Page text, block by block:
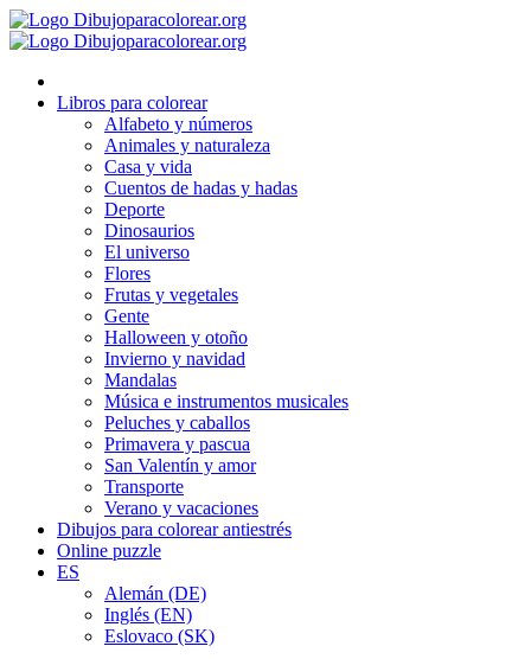
Ir
al
Libros para colorear
Alfabeto y números
Animales y naturaleza
Casa y vida
Cuentos de hadas y hadas
Deporte
Dinosaurios
El universo
Flores
Frutas y vegetales
Gente
Halloween y otoño
Invierno y navidad
Mandalas
Música e instrumentos musicales
Peluches y caballos
Primavera y pascua
San Valentín y amor
Transporte
Verano y vacaciones
Dibujos para colorear antiestrés
Online puzzle
ES
Alemán (DE)
Inglés (EN)
Eslovaco (SK)